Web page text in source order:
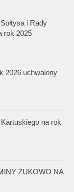
i Rady
rok 2025
2026 uchwalony
na rok
ŻUKOWO NA